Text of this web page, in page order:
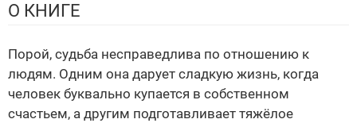
О КНИГЕ
Порой, судьба несправедлива по отношению к
людям. Одним она дарует сладкую жизнь, когда
человек буквально купается в собственном
счастьем, а другим подготавливает тяжёлое